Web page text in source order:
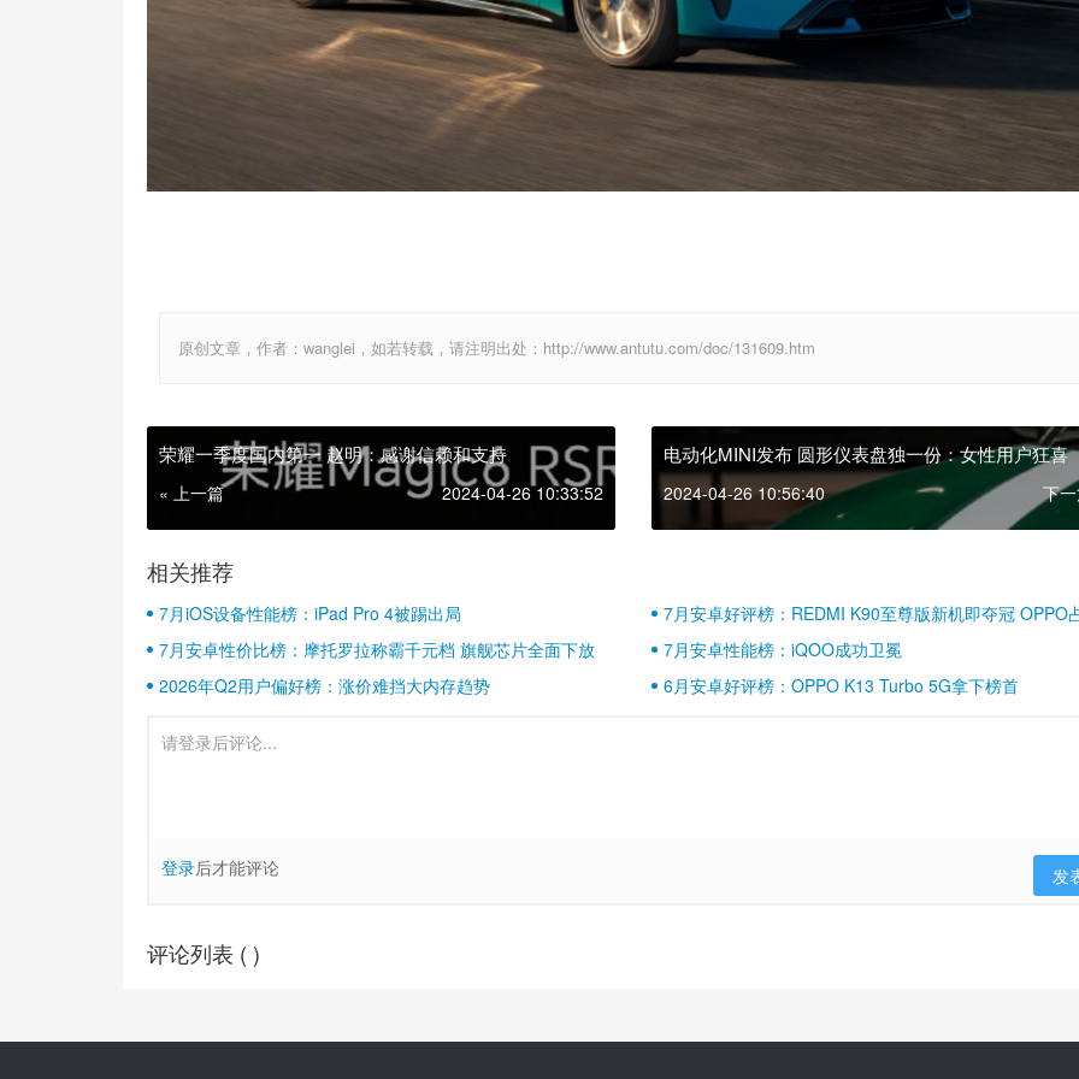
原创文章，作者：wanglei，如若转载，请注明出处：http://www.antutu.com/doc/131609.htm
荣耀一季度国内第一 赵明：感谢信赖和支持
« 上一篇 2024-04-26 10:33:52
电动化MINI发布 圆形仪表盘独一份：女性用户狂喜
2024-04-26 10:56:40 下
相关推荐
7月iOS设备性能榜：iPad Pro 4被踢出局
7月安卓好评榜：REDMI K90至尊版新机即夺冠 OPPO
壁江山
7月安卓性价比榜：摩托罗拉称霸千元档 旗舰芯片全面下放
7月安卓性能榜：iQOO成功卫冕
2026年Q2用户偏好榜：涨价难挡大内存趋势
6月安卓好评榜：OPPO K13 Turbo 5G拿下榜首
登录后才能评论 发
评论列表 ( )